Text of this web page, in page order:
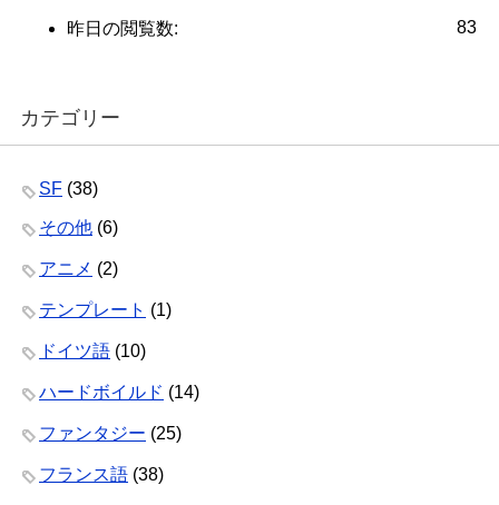
83
昨日の閲覧数:
カテゴリー
SF (38)
その他 (6)
アニメ (2)
テンプレート (1)
ドイツ語 (10)
ハードボイルド (14)
ファンタジー (25)
フランス語 (38)